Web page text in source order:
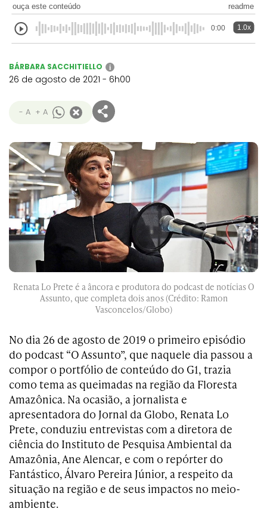
ouça este conteúdo readme
0:00 1.0x
BÁRBARA SACCHITIELLO i
26 de agosto de 2021 - 6h00
- A + A
Renata Lo Prete é a âncora e produtora do podcast de notícias O
Assunto, que completa dois anos (Crédito: Ramon
Vasconcelos/Globo)
No dia 26 de agosto de 2019 o primeiro episódio
do podcast “O Assunto”, que naquele dia passou a
compor o portfólio de conteúdo do G1, trazia
como tema as queimadas na região da Floresta
Amazônica. Na ocasião, a jornalista e
apresentadora do Jornal da Globo, Renata Lo
Prete, conduziu entrevistas com a diretora de
ciência do Instituto de Pesquisa Ambiental da
Amazônia, Ane Alencar, e com o repórter do
Fantástico, Álvaro Pereira Júnior, a respeito da
situação na região e de seus impactos no meio-
ambiente.